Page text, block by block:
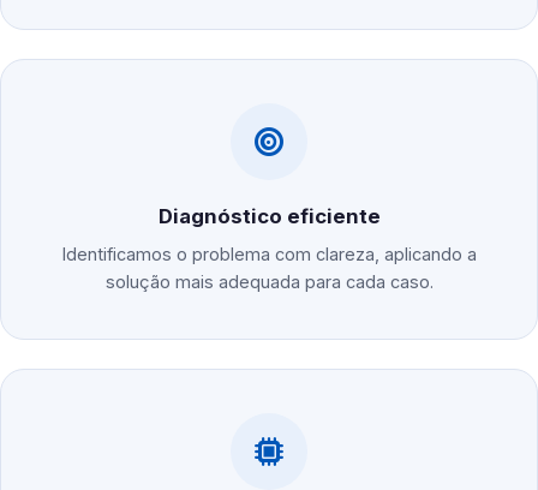
Diagnóstico eficiente
Identificamos o problema com clareza, aplicando a
solução mais adequada para cada caso.